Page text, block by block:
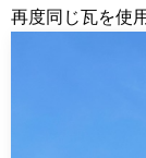
再度同じ瓦を使